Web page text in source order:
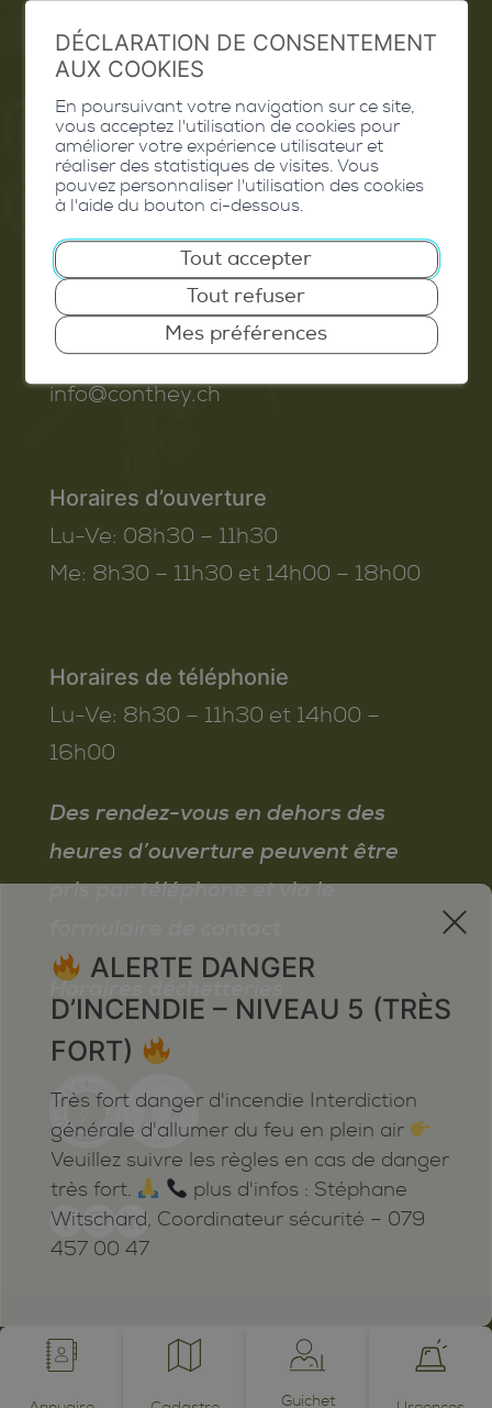
Guichet
Contact
Extranet
Valais Excellence
Commune de Conthey
Route de Savoie 54
1975 St-Séverin
T. 027 345 45 45
info@conthey.ch
Horaires d’ouverture
Lu-Ve: 08h30 – 11h30
Me: 8h30 – 11h30 et 14h00 – 18h00
Horaires de téléphonie
Lu-Ve: 8h30 – 11h30 et 14h00 –
16h00
Des rendez-vous en dehors des
heures d’ouverture peuvent être
pris par téléphone et via le
Horaires déchetteries
powered by /BOOMERANG
photos by JEAN-CLAUDE ROH ©
x
ALERTE DANGER
D’INCENDIE – NIVEAU 5 (TRÈS
FORT)
Très fort danger d'incendie Interdiction
générale d'allumer du feu en plein air
Veuillez suivre les règles en cas de danger
très fort.
plus d'infos : Stéphane
Witschard, Coordinateur sécurité – 079
457 00 47
DÉCLARATION DE CONSENTEMENT
AUX COOKIES
En poursuivant votre navigation sur ce site,
vous acceptez l'utilisation de cookies pour
améliorer votre expérience utilisateur et
réaliser des statistiques de visites. Vous
pouvez personnaliser l'utilisation des cookies
à l'aide du bouton ci-dessous.
Tout accepter
Tout refuser
Mes préférences